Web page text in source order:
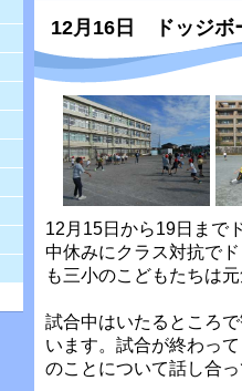
12月16日 ドッジボ
12月15日から19日まで
中休みにクラス対抗で
も三小のこどもたちは
試合中はいたるところ
います。試合が終わっ
のことについて話し合